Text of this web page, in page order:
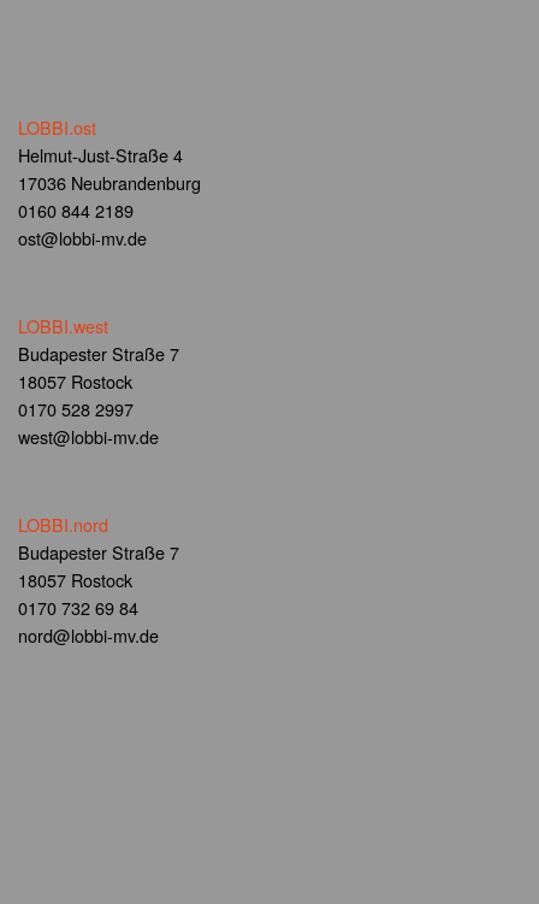
LOBBI.ost
Helmut-Just-Straße 4
17036 Neubrandenburg
0160 844 2189
ost@lobbi-mv.de
LOBBI.west
Budapester Straße 7
18057 Rostock
0170 528 2997
west@lobbi-mv.de
LOBBI.nord
Budapester Straße 7
18057 Rostock
0170 732 69 84
nord@lobbi-mv.de